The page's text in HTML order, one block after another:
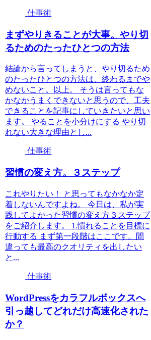
仕事術
まずやりきることが大事。やり切
るためのたったひとつの方法
結論から言ってしまうと、やり切るため
のたったひとつの方法は、終わるまでや
めないこと。以上。 そうは言ってもな
かなかうまくできないと思うので、工夫
できることを記事にしていきたいと思い
ます。 やることを小分けにする やり切
れない大きな理由とし...
仕事術
習慣の変え方。３ステップ
これやりたい！ と思ってもなかなか定
着しないんですよね。 今日は、私が実
践してよかった習慣の変え方３ステップ
をご紹介します。 1.慣れることを目標に
行動する まず第一段階はここです。間
違っても最高のクオリティを出したい
と...
仕事術
WordPressをカラフルボックスへ
引っ越してどれだけ高速化された
か？